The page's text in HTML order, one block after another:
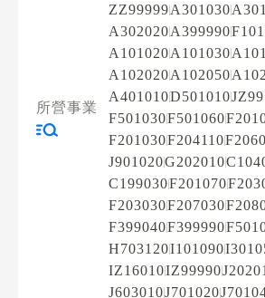
所營事業
ZZ99999A301030
A302020A399990
A101020A101030
A102020A102050
A401010D501010
F501030F501060
F201030F204110
J901020G202010
C199030F201070
F203030F207030
F399040F399990
H703120I101090
IZ16010IZ99990
J603010J701020